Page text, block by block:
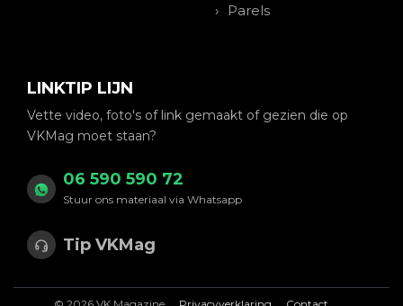
Parels
LINKTIP LIJN
Vette video, foto's of link gemaakt of gezien die op
VKMag moet staan?
06 590 590 72
Stuur ons materiaal via Whatsapp
Tip VKMag